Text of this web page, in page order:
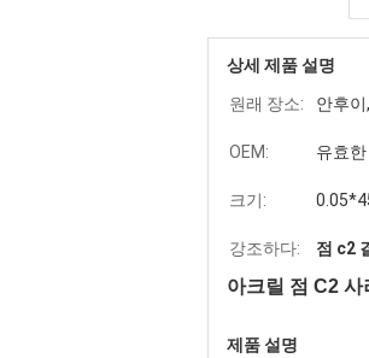
상세 제품 설명
원래 장소:
안후
OEM: 유효한
크기:
강조하다: 점 c2
아크릴 점 C2 사
제품 설명